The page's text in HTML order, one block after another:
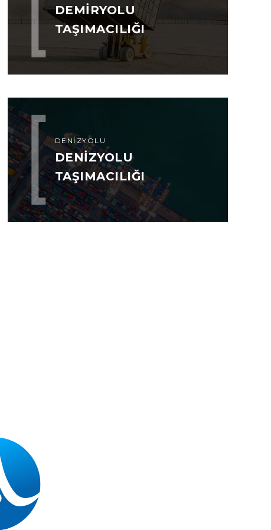
DEMIRYOLU
TAŞIMACILIĞI
DENIZYOLU
DENIZYOLU
TAŞIMACILIĞI